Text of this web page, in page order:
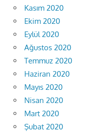
Kasım 2020
Ekim 2020
Eylül 2020
Ağustos 2020
Temmuz 2020
Haziran 2020
Mayıs 2020
Nisan 2020
Mart 2020
Şubat 2020